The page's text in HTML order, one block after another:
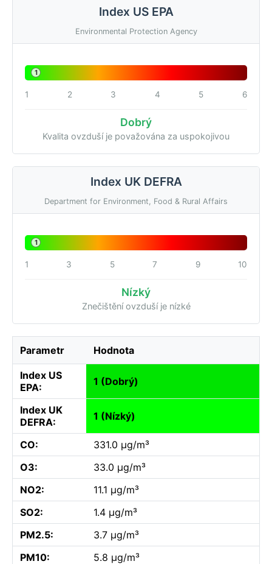
Index US EPA
Environmental Protection Agency
1
1 2 3 4 5 6
Dobrý
Kvalita ovzduší je považována za uspokojivou
Index UK DEFRA
Department for Environment, Food & Rural Affairs
1
1 3 5 7 9 10
Nízký
Znečištění ovzduší je nízké
Parametr Hodnota
Index US
EPA:
1 (Dobrý)
Index UK
DEFRA:
1 (Nízký)
CO:
331.0 µg/m³
O3:
33.0 µg/m³
NO2:
11.1 µg/m³
SO2:
1.4 µg/m³
PM2.5:
3.7 µg/m³
PM10:
5.8 µg/m³